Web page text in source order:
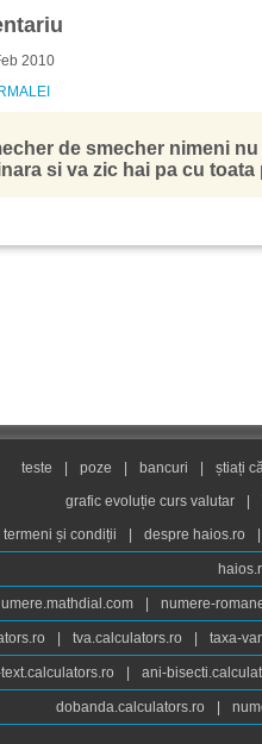
2010
de smecher nimeni
si va zic hai pa cu toata
teste poze bancuri știați
grafic evoluție curs valutar
termeni și condiții
despre haios.ro
numere-
tva.calculators.ro taxa-
ani-
dobanda.calculators.ro